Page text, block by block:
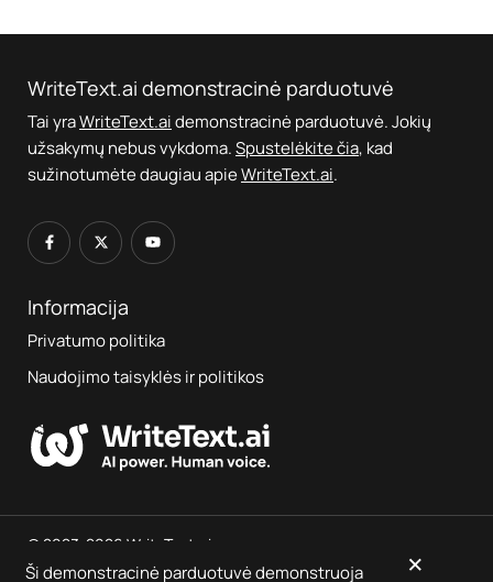
WriteText.ai demonstracinė parduotuvė
Tai yraWriteText.aidemonstracinė parduotuvė. Jokių
užsakymų nebus vykdoma.Spustelėkite čia, kad
sužinotumėte daugiau apieWriteText.ai.
Informacija
Privatumo politika
Naudojimo taisyklės ir politikos
© 2023-2026 WriteText.ai
Ši demonstracinė parduotuvė demonstruoja ×